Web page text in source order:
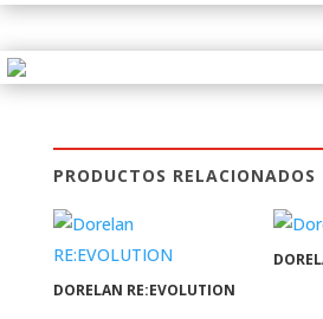
PRODUCTOS RELACIONADOS
DORELAN RE:EVOLUTION